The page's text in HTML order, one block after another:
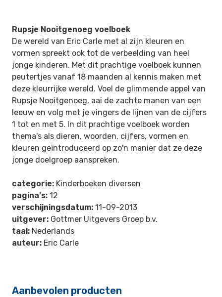
Rupsje Nooitgenoeg voelboek
De wereld van Eric Carle met al zijn kleuren en
vormen spreekt ook tot de verbeelding van heel
jonge kinderen. Met dit prachtige voelboek kunnen
peutertjes vanaf 18 maanden al kennis maken met
deze kleurrijke wereld. Voel de glimmende appel van
Rupsje Nooitgenoeg, aai de zachte manen van een
leeuw en volg met je vingers de lijnen van de cijfers
1 tot en met 5. In dit prachtige voelboek worden
thema's als dieren, woorden, cijfers, vormen en
kleuren geïntroduceerd op zo'n manier dat ze deze
jonge doelgroep aanspreken.
categorie: Kinderboeken diversen
pagina's: 12
verschijningsdatum: 11-09-2013
uitgever: Gottmer Uitgevers Groep b.v.
taal: Nederlands
auteur: Eric Carle
Aanbevolen producten